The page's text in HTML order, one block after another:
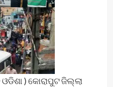
) କୋରାପୁଟ ଜିଲ୍ଲା